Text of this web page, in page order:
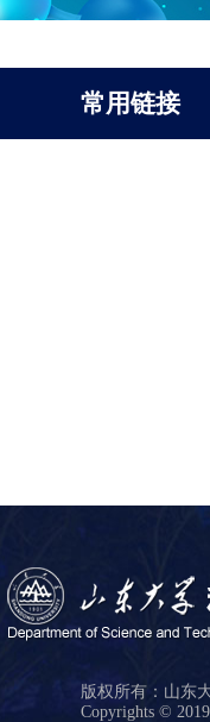
常用链接
版权所有：山东
Copyrights ©